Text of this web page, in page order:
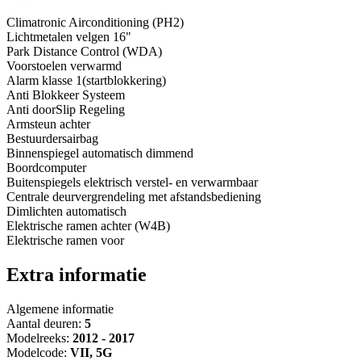
Climatronic Airconditioning (PH2)
Lichtmetalen velgen 16"
Park Distance Control (WDA)
Voorstoelen verwarmd
Alarm klasse 1(startblokkering)
Anti Blokkeer Systeem
Anti doorSlip Regeling
Armsteun achter
Bestuurdersairbag
Binnenspiegel automatisch dimmend
Boordcomputer
Buitenspiegels elektrisch verstel- en verwarmbaar
Centrale deurvergrendeling met afstandsbediening
Dimlichten automatisch
Elektrische ramen achter (W4B)
Elektrische ramen voor
Extra informatie
Algemene informatie
Aantal deuren: 5
Modelreeks: 2012 - 2017
Modelcode: VII, 5G